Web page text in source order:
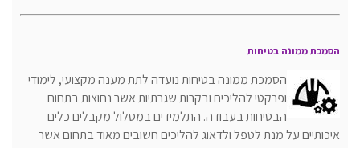
הסמכת ממונה בטיחות
הסמכת ממונה בטיחות נועדה לתת מענה מקצועי, לימודי
ופרקטי להליכים ובקרות שגרתיות אשר נחוצות בתחום
הבטיחות בעבודה. התלמידים במסלול מקבלים כלים
איכותיים על מנת לטפל ולדאוג להליכים חשובים מאוד בתחום אשר